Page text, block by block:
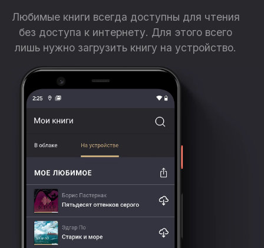
Любимые книги всегда доступны для чтения
без доступа к интернету. Для этого всего
лишь нужно загрузить книгу на устройство.